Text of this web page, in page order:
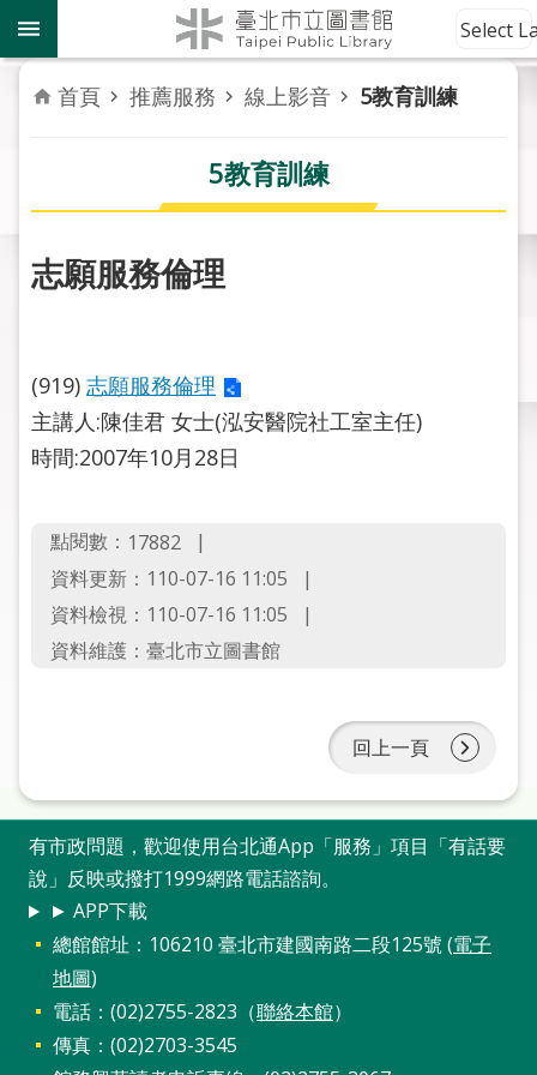
跳到主要內容區塊
到
館
資
訊
者
務
報
關
圖
線
上
申
問
答
加
入
市
圖
網
Select
首頁 推薦服務 線上影音 5教育訓練
5教育訓練
志願服務倫理
(919) 志願服務倫理
主講人:陳佳君 女士(泓安醫院社工室主任)
時間:2007年10月28日
點閱數： 17882
資料更新：110-07-16 11:05
資料檢視：110-07-16 11:05
資料維護：臺北市立圖書館
回上一頁
有市政問題，歡迎使用台北通App「服務」項目「有話要
說」反映或撥打1999網路電話諮詢。
► APP下載
總館館址：106210 臺北市建國南路二段125號 (電子
地圖)
電話：(02)2755-2823（聯絡本館）
傳真：(02)2703-3545